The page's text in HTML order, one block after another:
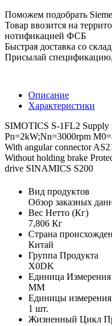
Поможем подобрать
Товар ввозится на
нотификацией ФСБ
Быстрая доставка со
Присылай
Описание
Характеристики
SIMOTICS S-1FL2 Supply
Pn=2kW;Nn=3000rpm
With angular connector
Without holding brake
drive SINAMICS S200
Вид продуктов
Обзор заказных
Вес Нетто (Кг)
7,806 Кг
Страна
Китай
Группа Продукта
X0DK
Единица
MM
Единицы измерения
1 шт.
Жизненный Цикл